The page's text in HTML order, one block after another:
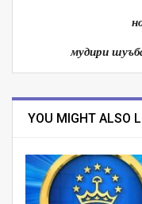
мудири
YOU MIGHT ALSO